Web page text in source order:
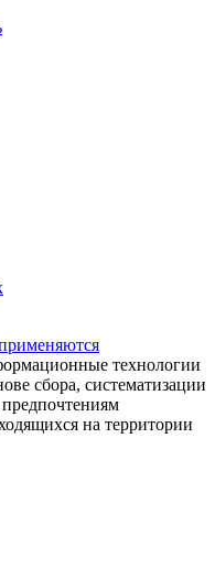
технологии
сбора, систематизации
на территории